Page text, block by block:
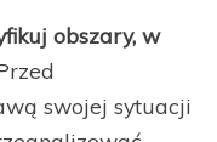
obszary, w
swojej sytuacji